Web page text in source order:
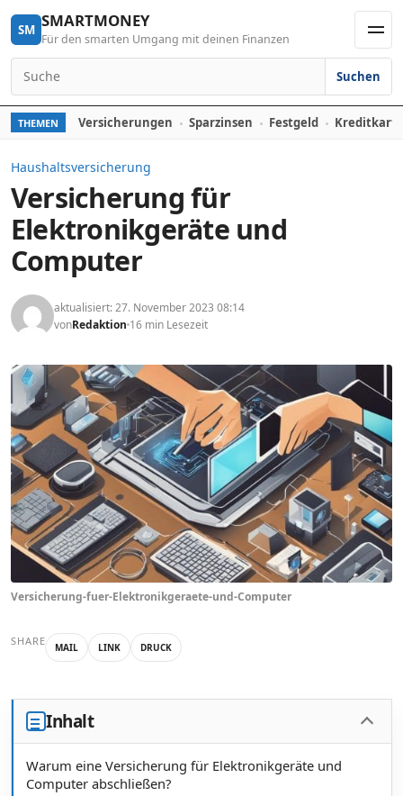
Skip to content
SM SMARTMONEY
Für den smarten Umgang mit deinen Finanzen
Search for:
Suchen
THEMEN Versicherungen Sparzinsen Festgeld
Haushaltsversicherung
Versicherung für
Elektronikgeräte und
Computer
aktualisiert: 27. November 2023 08:14
vonRedaktion 16 min Lesezeit
Versicherung-fuer-Elektronikgeraete-und-Computer
SHARE MAIL LINK DRUCK
Inhalt
Warum eine Versicherung für Elektronikgeräte und
Computer abschließen?